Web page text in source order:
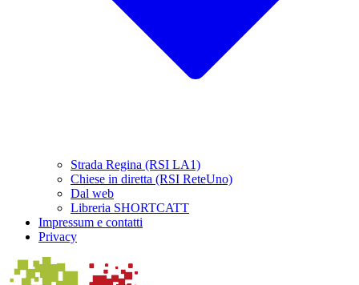
Strada Regina (RSI LA1)
Chiese in diretta (RSI ReteUno)
Dal web
Libreria SHORTCATT
Impressum e contatti
Privacy